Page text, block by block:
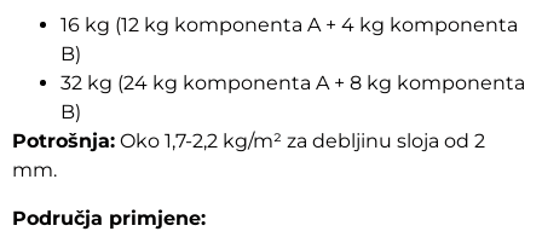
16 kg (12 kg komponenta A + 4 kg komponenta
B)
32 kg (24 kg komponenta A + 8 kg komponenta
B)
Potrošnja: Oko 1,7-2,2 kg/m² za debljinu sloja od 2
mm.
Područja primjene: